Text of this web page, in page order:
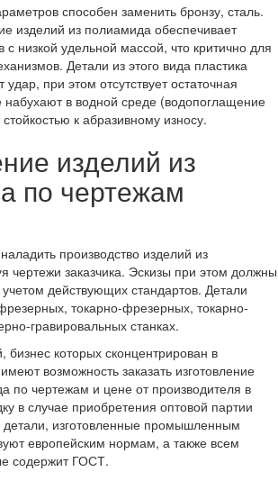
способен заменить бронзу, сталь.
изделий из полиамида обеспечивает
с низкой удельной массой, что критично для
Детали из этого вида пластика
при этом отсутствует остаточная
в водной среде (водопоглащение
к абразивному износу.
изделий из
по чертежам
производство изделий из
чертежи заказчика. Эскизы при этом должны
действующих стандартов. Детали
токарно-фрезерных, токарно-
гравировальных станках.
которых сконцентрирован в
возможность заказать изготовление
по чертежам и цене от производителя в
в случае приобретения оптовой партии
детали, изготовленные промышленным
европейским нормам, а также всем
содержит ГОСТ.